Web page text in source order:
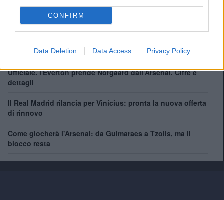
CONFIRM
Data Deletion Data Access Privacy Policy
Il Napoli pensa a Gabriel Jesus. Ma quanto costa il
brasiliano?
dell'Arsenal
Ufficiale. l'Everton prende Norgaard dall'Arsenal. Cifre e
dettagli
Il Real Madrid rilancia per Vinicius: pronta la nuova offerta
di rinnovo
Come giocherà l'Arsenal: da Guimaraes a Tzolis, ma il
blocco resta